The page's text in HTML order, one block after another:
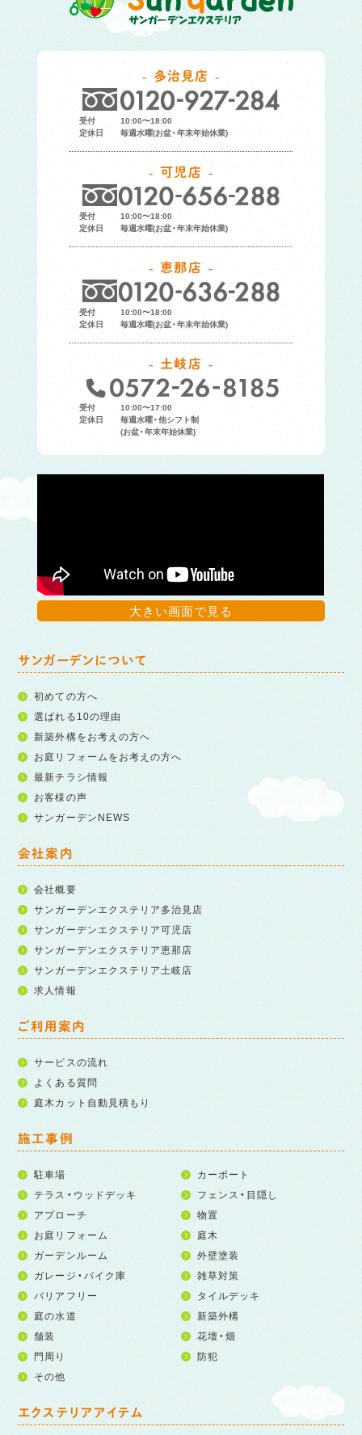
多治見店
受付
10:00〜18:00
定休日
毎週水曜(お盆・年末年始休業)
可児店
受付
10:00〜18:00
定休日
毎週水曜(お盆・年末年始休業)
恵那店
受付
10:00〜18:00
定休日
毎週水曜(お盆・年末年始休業)
土岐店
受付
10:00〜17:00
定休日
毎週水曜・他シフト制
(お盆・年末年始休業)
大きい画面で見る
サンガーデンについて
初めての方へ
選ばれる10の理由
新築外構をお考えの方へ
お庭リフォームをお考えの方へ
最新チラシ情報
お客様の声
サンガーデンNEWS
会社案内
会社概要
サンガーデンエクステリア多治見店
サンガーデンエクステリア可児店
サンガーデンエクステリア恵那店
サンガーデンエクステリア土岐店
求人情報
ご利用案内
サービスの流れ
よくある質問
庭木カット自動見積もり
施工事例
駐車場
カーポート
テラス・ウッドデッキ
フェンス・目隠し
アプローチ
物置
お庭リフォーム
庭木
ガーデンルーム
外壁塗装
ガレージ・バイク庫
雑草対策
バリアフリー
タイルデッキ
庭の水道
新築外構
舗装
花壇・畑
門周り
防犯
その他
エクステリアアイテム